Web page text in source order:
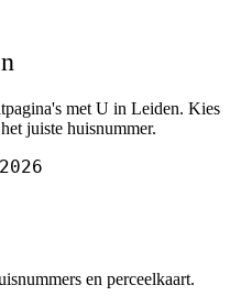
met U in Leiden. Kies
juiste huisnummer.
en perceelkaart.